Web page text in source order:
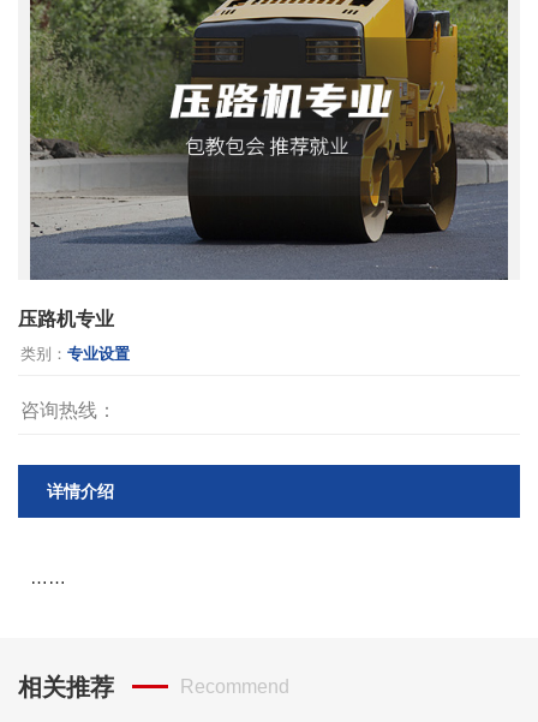
压路机专业
类别： 专业设置
咨询热线：
详情介绍
……
相关推荐 Recommend